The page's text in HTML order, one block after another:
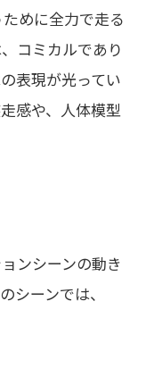
めに全力で走る
コミカルであり
表現が光ってい
感や、人体模型
ンシーンの動き
シーンでは、